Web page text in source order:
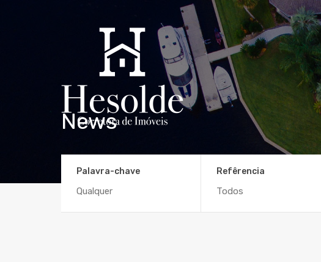
News
Palavra-chave Refêrencia